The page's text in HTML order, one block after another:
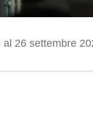
26 settembre